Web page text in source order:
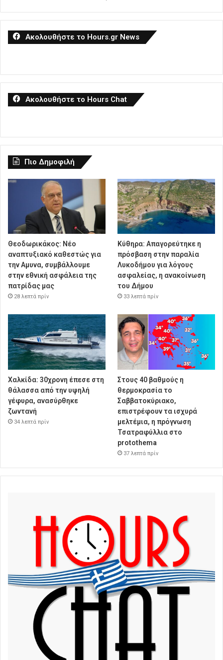
Ακολουθήστε το Hours.gr News
Ακολουθήστε το Hours Chat
Πιο Δημοφιλή
Θεοδωρικάκος: Νέο
αναπτυξιακό καθεστώς για
την Αμυνα, συμβάλλουμε
στην εθνική ασφάλεια της
πατρίδας μας
28 λεπτά πρίν
Κύθηρα: Απαγορεύτηκε η
πρόσβαση στην παραλία
Λυκοδήμου για λόγους
ασφαλείας, η ανακοίνωση
του Δήμου
33 λεπτά πρίν
Χαλκίδα: 30χρονη έπεσε στη
θάλασσα από την υψηλή
γέφυρα, ανασύρθηκε
ζωντανή
34 λεπτά πρίν
Στους 40 βαθμούς η
θερμοκρασία το
Σαββατοκύριακο,
επιστρέφουν τα ισχυρά
μελτέμια, η πρόγνωση
Τσατραφύλλια στο
protothema
37 λεπτά πρίν